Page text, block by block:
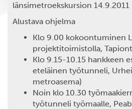
länsimetroekskursion 14.9.2011
Alustava ohjelma
Klo 9.00 kokoontuminen
projektitoimistolla,
Klo 9.15-10.15 hankkeen
eteläinen työtunneli,
metroasema)
Noin klo 10.30
työtunneli työmaalle, Peab